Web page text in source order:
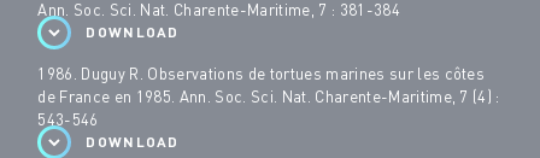
Ann. Soc. Sci. Nat. Charente-Maritime, 7 : 381-384
DOWNLOAD
1986. Duguy R. Observations de tortues marines sur les côtes
de France en 1985. Ann. Soc. Sci. Nat. Charente-Maritime, 7 (4) :
543-546
DOWNLOAD